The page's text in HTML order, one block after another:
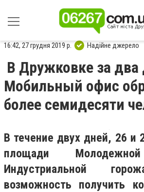
16:42, 27 грудня 2019 р. Надійне джерело
В Дружковке за два
Мобильный офис
более семидесяти
В течение двух дней, 26 и
площади
Индустриальной
возможность получить